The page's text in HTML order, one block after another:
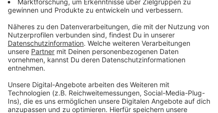
Runge-Straße gefahren. Da es dort sehr eng ist und
festgefahren. Laut Anwohnern soll er auch einige
geparkte Autos touchiert haben.
Anzeige
Weitere Meldungen aus unserer Stadt
Anzeige